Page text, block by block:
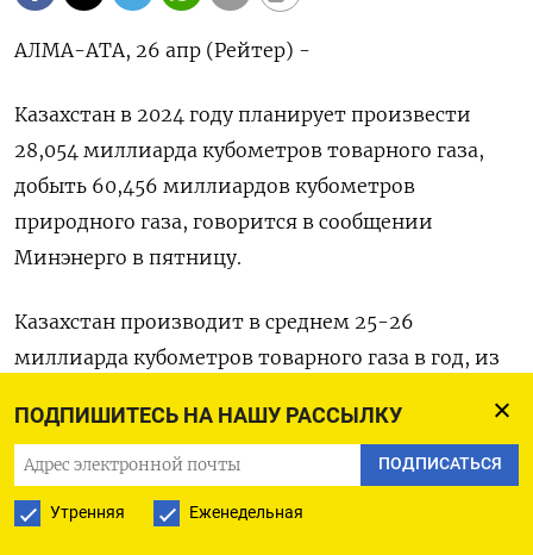
ПОДПИШИТЕСЬ НА НАШУ РАССЫЛКУ
ПОДПИСАТЬСЯ
Утренняя Еженедельная
АЛМА-АТА, 26 апр (Рейтер) -
Казахстан в 2024 году планирует произвести
28,054 миллиарда кубометров товарного газа,
добыть 60,456 миллиардов кубометров
природного газа, говорится в сообщении
Минэнерго в пятницу.
Казахстан производит в среднем 25-26
миллиарда кубометров товарного газа в год, из
потребляется на внутреннем рынке. Оставшиеся
объемы республика экспортирует в Китай.
В 2023 год в Казахстане добыча газа составила